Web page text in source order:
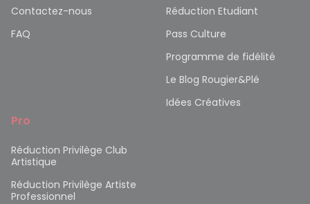
Contactez-nous
FAQ
Réduction Etudiant
Pass Culture
Programme de fidélité
Le Blog Rougier&Plé
Idées Créatives
Pro
Réduction Privilège Club
Artistique
Réduction Privilège Artiste
Professionnel